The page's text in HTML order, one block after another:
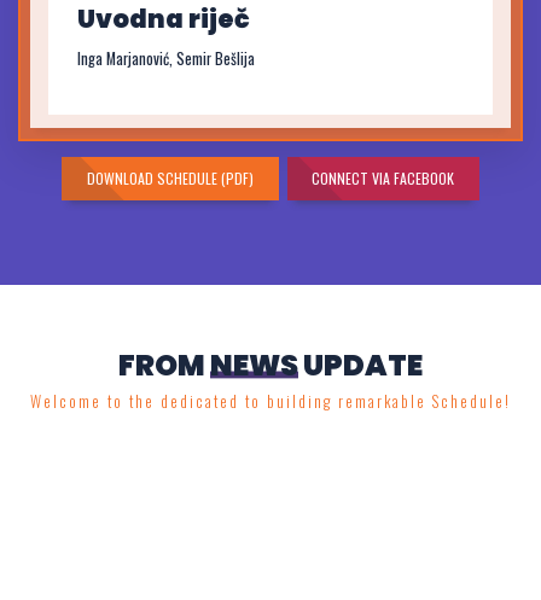
Uvodna riječ
Inga Marjanović, Semir Bešlija
DOWNLOAD SCHEDULE (PDF) CONNECT VIA FACEBOOK
FROMNEWSUPDATE
Welcome to the dedicated to building remarkable Schedule!